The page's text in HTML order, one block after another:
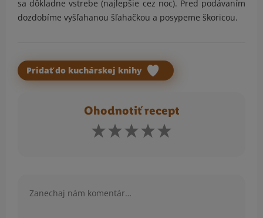
sa dôkladne vstrebe (najlepšie cez noc). Pred podávaním
dozdobíme vyšľahanou šľahačkou a posypeme škoricou.
Pridať do kuchárskej knihy
Ohodnotiť recept